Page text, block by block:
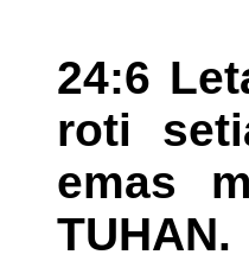
24:6
roti
emas
TUHAN.